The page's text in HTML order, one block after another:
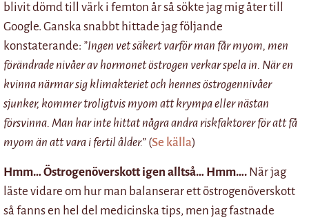
blivit dömd till värk i femton år så sökte jag mig åter till
Google. Ganska snabbt hittade jag följande
konstaterande: ”Ingen vet säkert varför man får myom, men
förändrade nivåer av hormonet östrogen verkar spela in. När en
kvinna närmar sig klimakteriet och hennes östrogennivåer
sjunker, kommer troligtvis myom att krympa eller nästan
försvinna. Man har inte hittat några andra riskfaktorer för att få
myom än att vara i fertil ålder.” (Se källa)
Hmm… Östrogenöverskott igen alltså… Hmm…. När jag
läste vidare om hur man balanserar ett östrogenöverskott
så fanns en hel del medicinska tips, men jag fastnade